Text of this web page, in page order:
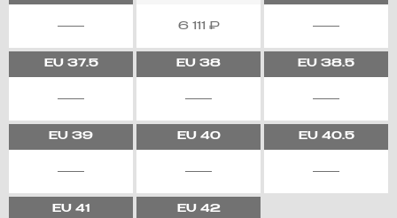
6 111 ₽
EU37.5 EU 38 EU 38.5
EU 39 EU40 EU40.5
EU 41 EU42